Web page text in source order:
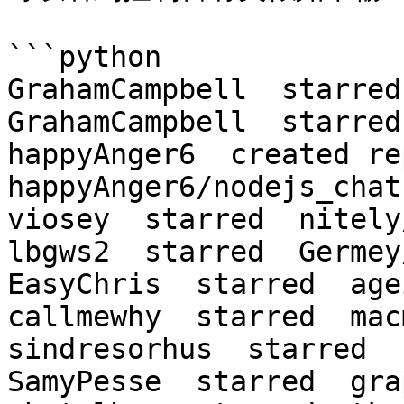
```python
GrahamCampbell
GrahamCampbell
happyAnger6  created
happyAnger6/
viosey  starred
lbgws2  starred  Germey/
EasyChris  starred
callmewhy  starred
sindresorhus  starred
SamyPesse  starred